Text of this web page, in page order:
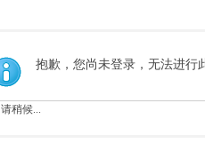
抱歉，您尚未登录，无法进行
请稍候...